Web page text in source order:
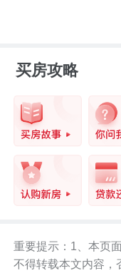
买房攻略
重要提示：1、本页
不得转载本文内容，